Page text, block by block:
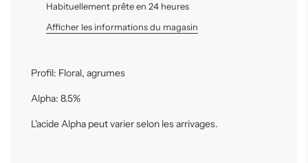
e
n
c
r
Habituellement prête en 24 heures
Afficher les informations du magasin
Profil: Floral, agrumes
Alpha: 8.5%
L'acide Alpha peut varier selon les arrivages.